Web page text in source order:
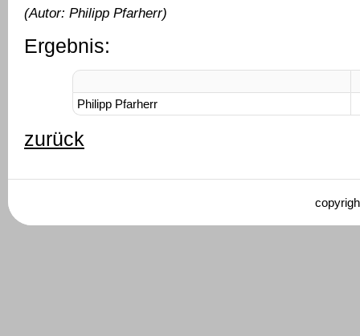
(Autor: Philipp Pfarherr)
Ergebnis:
Philipp Pfarherr
zurück